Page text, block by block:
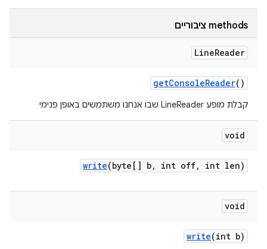
‫methods ציבוריים
LineReader
getConsoleReader()
קבלת מופע LineReader שבו אנחנו משתמשים באופן פנימי
void
write(byte[] b, int off, int len)
void
write(int b)